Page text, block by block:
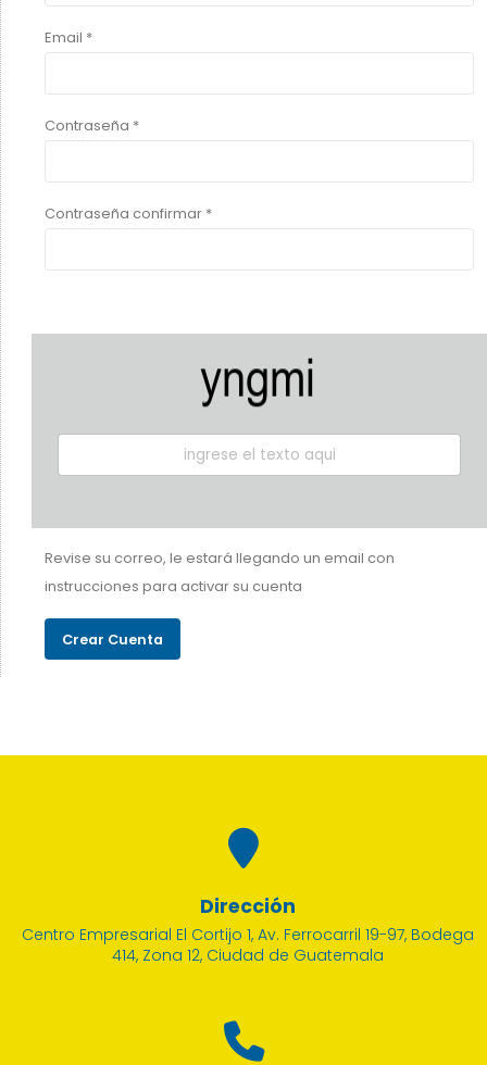
Email *
Contraseña *
Contraseña confirmar *
Revise su correo, le estará llegando un email con
instrucciones para activar su cuenta
Dirección
Centro Empresarial El Cortijo 1, Av. Ferrocarril 19-97, Bodega
414, Zona 12, Ciudad de Guatemala